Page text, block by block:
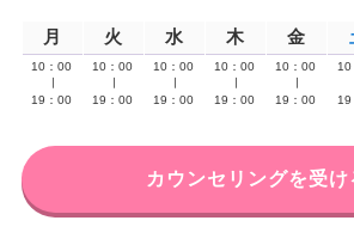
月 火 水 木 金
10：00
19：00
10：00
19：00
10：00
19：00
10：00
19：00
10：00
19：00
10
19
カウンセリングを受け